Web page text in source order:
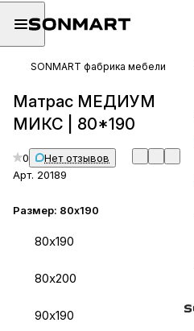
SONMART фабрика мебели
Матрас МЕДИУМ
МИКС | 80*190
0
Нет отзывов
Арт. 20189
Размер: 80х190
80х190
80х200
90х190